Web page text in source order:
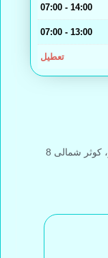
14:00 - 07:00
13:00 - 07:00
تعطیل
کوثر شمالی 8